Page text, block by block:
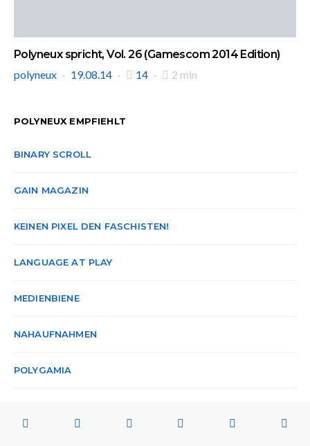
Polyneux spricht, Vol. 26 (Gamescom 2014 Edition)
polyneux
19.08.14 14 2 min
POLYNEUX EMPFIEHLT
BINARY SCROLL
GAIN MAGAZIN
KEINEN PIXEL DEN FASCHISTEN!
LANGUAGE AT PLAY
MEDIENBIENE
NAHAUFNAHMEN
POLYGAMIA